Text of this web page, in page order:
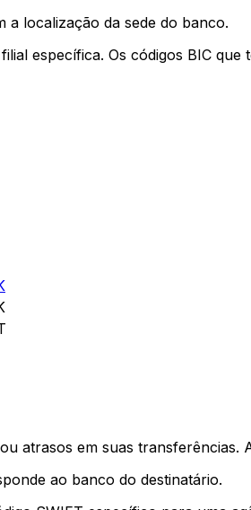
a localização da sede do banco.
específica. Os códigos BIC
atrasos em suas transferências.
ao banco do destinatário.